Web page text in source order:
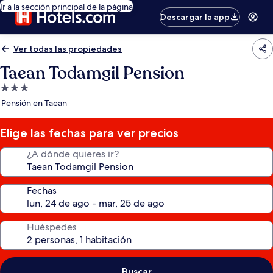
Ir a la sección principal de la página
Descargar la app
Ver todas las propiedades
Taean Todamgil Pension
Propiedad
de
estrellas
Pensión en Taean
Elige las fechas para ver precios
¿A dónde quieres ir?
Fechas
Huéspedes